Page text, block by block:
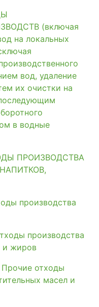
(включая
на локальных
вод, удаление
их очистки на
в водные
ПРОИЗВОДСТВА
производства
производства
и жиров
отходы
масел и